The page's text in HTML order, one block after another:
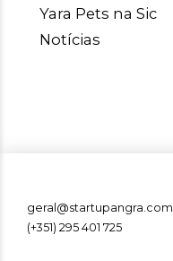
Yara Pets na Sic
Notícias
geral@startupangra.com
(+351) 295 401 725